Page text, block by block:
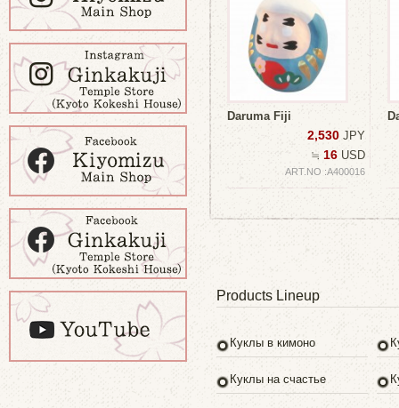
Daruma Fiji
2,530 JPY
≒ 16 USD
ART.NO :A400016
Products Lineup
Куклы в кимоно
Куклы на счастье